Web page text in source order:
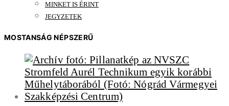
MINKET IS ÉRINT
JEGYZETEK
MOSTANSÁG NÉPSZERŰ